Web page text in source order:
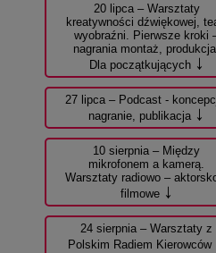
20 lipca – Warsztaty
kreatywności dźwiękowej,
wyobraźni. Pierwsze kroki
nagrania montaż,
Dla początkujących ↓
27 lipca – Podcast -
nagranie, publikacja ↓
10 sierpnia – Między
mikrofonem a kamerą.
Warsztaty radiowo –
filmowe ↓
24 sierpnia – Warsztaty z
Polskim Radiem Kierowców